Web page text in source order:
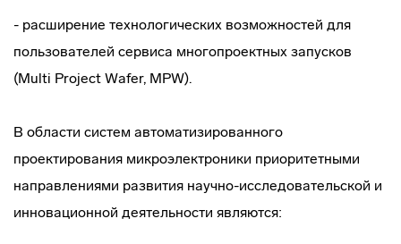
- расширение технологических возможностей для
пользователей сервиса многопроектных запусков
(Multi Project Wafer, MPW).
В области систем автоматизированного
проектирования микроэлектроники приоритетными
направлениями развития научно-исследовательской и
инновационной деятельности являются: